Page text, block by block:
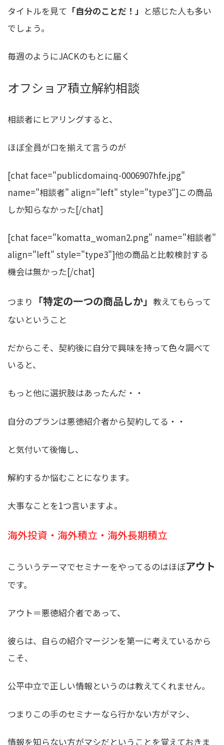
タイトルを見て 「自分のことだ！」 と感じた人も多い
でしょう。
毎週のようにJACKのもとに届く
オフショア積立解約相談
相談者にヒアリングすると、
ほぼ全員が口を揃えて言うのが
[chat face="publicdomainq-0006907hfe.jpg"
name="相談者" align="left" style="type3"]この商品
しか知らなかった[/chat]
[chat face="komatta_woman2.png" name="相談者"
align="left" style="type3"]他の商品と比較検討する
機会は無かった[/chat]
つまり 「特定の一つの商品しか」 教えてもらって
ないということ
だからこそ、契約後に自分で興味を持って色々調べて
いると、
もっと他に選択肢はあったんだ・・
自分のプランは悪徳紹介者から契約してる・・
と気付いて後悔し、
解約するか悩むことになります。
大事なことを1つ言いますよ。
海外投資・海外積立・海外長期積立
こういうテーマでセミナーをやってるのはほぼアウト
です。
アウト＝悪徳紹介者であって、
彼らは、自らの紹介マージンを第一に考えているから
こそ、
公平中立で正しい情報というのは教えてくれません。
つまりこの手のセミナーなら行かない方がマシ、
情報を知らない方がマシだということを覚えておきま